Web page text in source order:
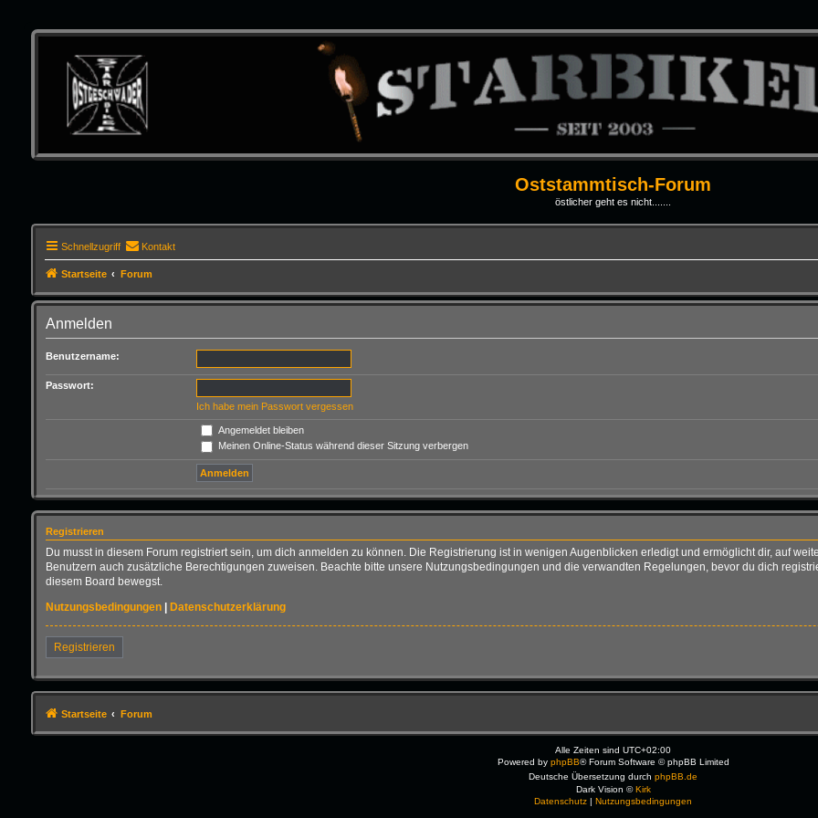
Oststammtisch-Forum
östlicher geht es nicht.......
Schnellzugriff Kontakt
Startseite Forum
Anmelden
Benutzername:
Passwort:
Ich habe mein Passwort vergessen
Angemeldet bleiben
Meinen Online-Status während dieser Sitzung verbergen
Registrieren
Du musst in diesem Forum registriert sein, um dich anmelden zu können. Die Registrierung ist in wenigen Augenblicken erledigt und ermöglicht dir, auf
Benutzern auch zusätzliche Berechtigungen zuweisen. Beachte bitte unsere Nutzungsbedingungen und die verwandten Regelungen, bevor du dich
diesem Board bewegst.
Nutzungsbedingungen| Datenschutzerklärung
Registrieren
Startseite Forum
Alle Zeiten sindUTC+02:00
Powered by phpBB® Forum Software © phpBB Limited
Deutsche Übersetzung durchphpBB.de
Dark Vision ©Kirk
Datenschutz |Nutzungsbedingungen